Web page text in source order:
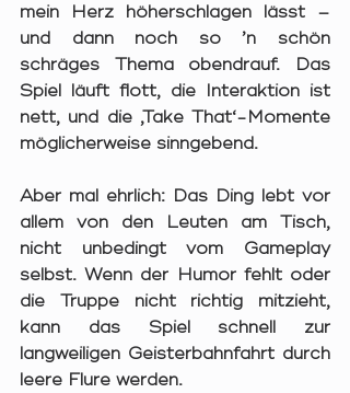
mein Herz höherschlagen lässt –
und dann noch so ’n schön
schräges Thema obendrauf. Das
Spiel läuft flott, die Interaktion ist
nett, und die ‚Take That‘-Momente
möglicherweise sinngebend.
Aber mal ehrlich: Das Ding lebt vor
allem von den Leuten am Tisch,
nicht unbedingt vom Gameplay
selbst. Wenn der Humor fehlt oder
die Truppe nicht richtig mitzieht,
kann das Spiel schnell zur
langweiligen Geisterbahnfahrt durch
leere Flure werden.